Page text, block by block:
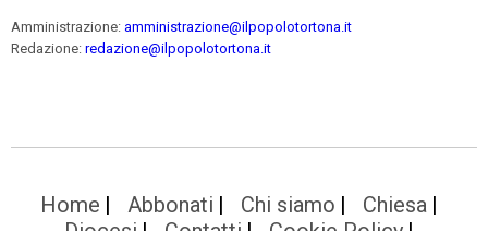
Amministrazione: amministrazione@ilpopolotortona.it
Redazione: redazione@ilpopolotortona.it
Home Abbonati Chi siamo
Chiesa